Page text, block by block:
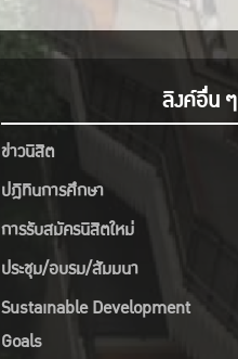
ลิงค์อื่น ๆ
ข่าวนิสิต
ปฎิทินการศึกษา
การรับสมัครนิสิตใหม่
ประชุม/อบรม/สัมมนา
Sustainable Development
Goals